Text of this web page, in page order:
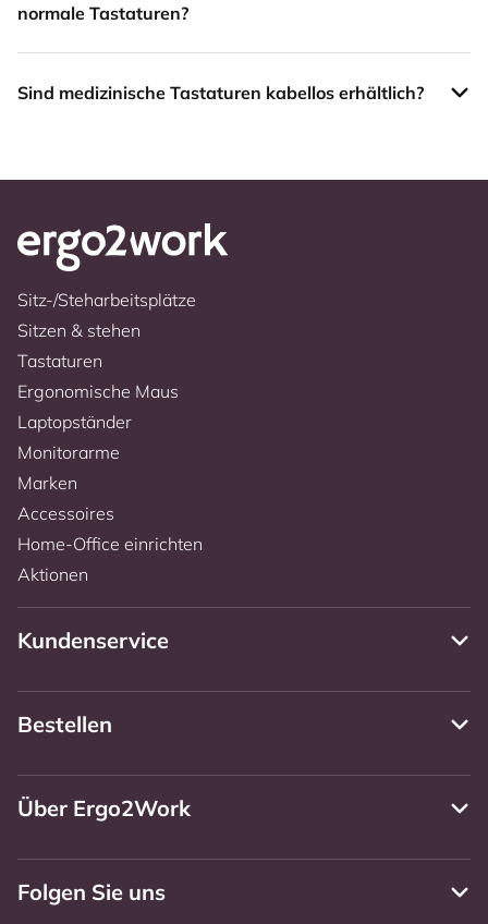
normale Tastaturen?
Sind medizinische Tastaturen kabellos erhältlich?
Sitz-/Steharbeitsplätze
Sitzen & stehen
Tastaturen
Ergonomische Maus
Laptopständer
Monitorarme
Marken
Accessoires
Home-Office einrichten
Aktionen
Kundenservice
Bestellen
Über Ergo2Work
Folgen Sie uns